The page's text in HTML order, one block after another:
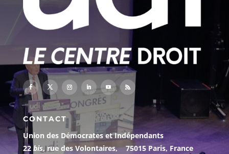
CONTACT
Union des Démocrates et Indépendants
22 bis, rue des Volontaires, 75015 Paris, France